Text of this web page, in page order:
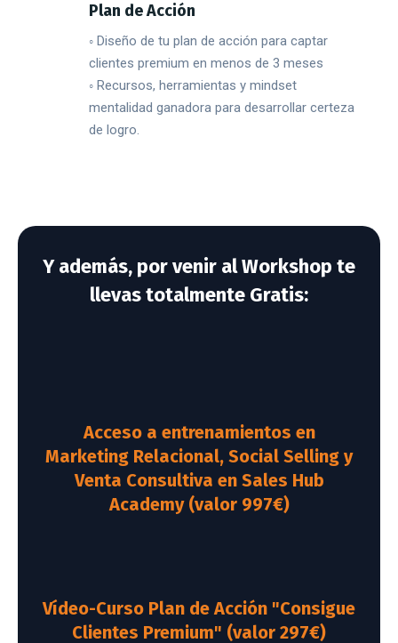
Plan de Acción
◦ Diseño de tu plan de acción para captar
clientes premium en menos de 3 meses
◦ Recursos, herramientas y mindset
mentalidad ganadora para desarrollar certeza
de logro.
Y además, por venir al Workshop te
llevas totalmente Gratis:
Acceso a entrenamientos en
Marketing Relacional, Social Selling y
Venta Consultiva en Sales Hub
Academy (valor 997€)
Vídeo-Curso Plan de Acción "Consigue
Clientes Premium" (valor 297€)